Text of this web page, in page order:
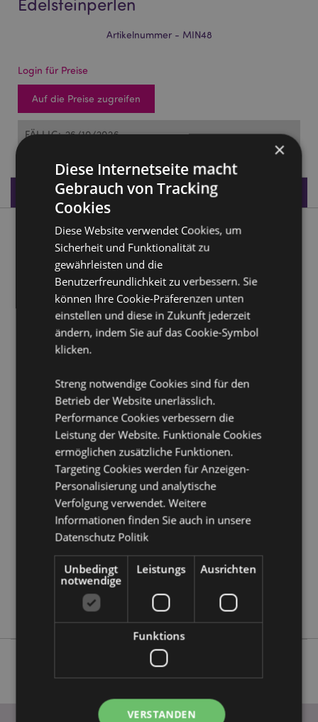
Artikelnummer - MIN48
Login für Preise
Auf die Preise zugreifen
FÄLLIG: 26/10/2026
Produktdaten
Produktbeschreibung
Mineralien Schmuck Armband aus Edelsteinperlen
Material: Ausgewählte Edelsteine
Produkthinweis:Dieser Artikel enthält natürliche
Edelsteine, die in Ton und Farbe von dem Foto
abweichen können.
Möchten Sie mehr über den Einkauf bei Puckator
erfahren?
Kundeninformationen.
Produktattribute
Information
Höhe 0.5cm Breite 6cm Tiefe 6cm
5055071795657
Keine
Keine
Keine
×
Diese Internetseite macht
Gebrauch von Tracking
Cookies
Diese Website verwendet Cookies, um
Sicherheit und Funktionalität zu
gewährleisten und die
Benutzerfreundlichkeit zu verbessern. Sie
können Ihre Cookie-Präferenzen unten
einstellen und diese in Zukunft jederzeit
ändern, indem Sie auf das Cookie-Symbol
klicken.
Streng notwendige Cookies sind für den
Betrieb der Website unerlässlich.
Performance Cookies verbessern die
Leistung der Website. Funktionale Cookies
ermöglichen zusätzliche Funktionen.
Targeting Cookies werden für Anzeigen-
Personalisierung und analytische
Verfolgung verwendet. Weitere
Informationen finden Sie auch in unsere
Datenschutz Politik
Unbedingt
notwendige
Leistungs Ausrichten
Funktions
VERSTANDEN